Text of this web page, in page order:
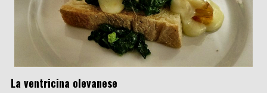
La ventricina olevanese